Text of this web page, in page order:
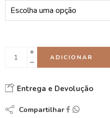
ADICIONAR
Entrega e Devolução
Compartilhar